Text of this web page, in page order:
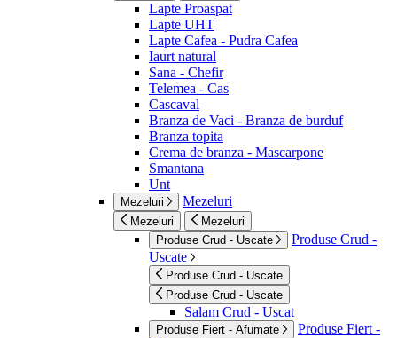
Lapte Proaspat
Lapte UHT
Lapte Cafea - Pudra Cafea
Iaurt natural
Sana - Chefir
Telemea - Cas
Cascaval
Branza de Vaci - Branza de burduf
Branza topita
Crema de branza - Mascarpone
Smantana
Unt
Mezeluri Mezeluri
Mezeluri
Mezeluri
Produse Crud - Uscate
Produse Crud -
Uscate
Produse Crud - Uscate
Produse Crud - Uscate
Salam Crud - Uscat
Produse Fiert - Afumate
Produse Fiert -